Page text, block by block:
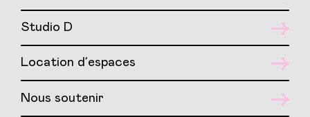
Studio D
Location d’espaces
Nous soutenir